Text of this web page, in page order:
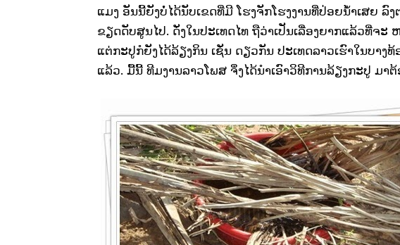
ແມງ ອັນນີ້ຍັງບໍ່ໄດ້ນັບເຂດທີ່ມີ ໂຮງຈັກໂຮງງານທີ່ປ່ອຍນ້ຳເສຍ
ຂຽດດັບສູນໄປ. ດັ່ງໃນປະເທດໄທ ຖືວ່າເປັນເລື່ອງຍາກແລ້ວທີ່ຈະ
ແຕ່ກະປູກໍຍັງໄດ້ລ້ຽງກິນ ເຊັ່ນ ດຽວກັນ ປະເທດລາວເຮົາໃນບາງ
ແລ້ວ. ມື້ນີ້ ທີມງານລາວໂພສ ຈຶ່ງໄດ້ນຳເອົາວິທີການລ້ຽງກະປູ ມາ